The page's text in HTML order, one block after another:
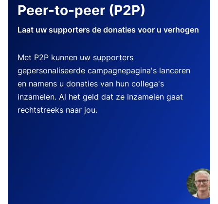
Peer-to-peer (P2P)
Laat uw supporters de donaties voor u verhogen
Met P2P kunnen uw supporters
gepersonaliseerde campagnepagina's lanceren
en namens u donaties van hun collega's
inzamelen. Al het geld dat ze inzamelen gaat
rechtstreeks naar jou.